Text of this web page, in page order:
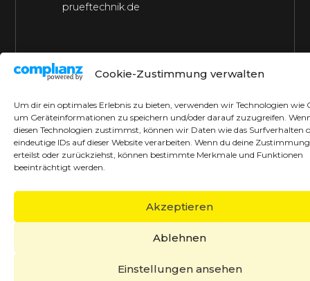
Cookie-Zustimmung verwalten
Um dir ein optimales Erlebnis zu bieten, verwenden wir Technologien wie
um Geräteinformationen zu speichern und/oder darauf zuzugreifen.
diesen Technologien zustimmst, können wir Daten wie das Surfverhalten
eindeutige IDs auf dieser Website verarbeiten. Wenn du deine
erteilst oder zurückziehst, können bestimmte Merkmale und Funktionen
beeinträchtigt werden.
Akzeptieren
Ablehnen
Einstellungen ansehen
prueftechnik.de
©2026 AHS PrüftechnikAlle Rechte vorbehalten